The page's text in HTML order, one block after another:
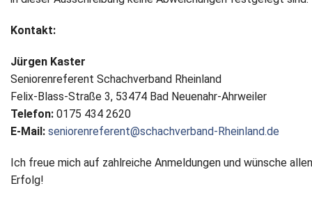
Kontakt:
Jürgen Kaster
Seniorenreferent Schachverband Rheinland
Felix-Blass-Straße 3, 53474 Bad Neuenahr-Ahrweiler
Telefon: 0175 434 2620
E-Mail: seniorenreferent@schachverband-Rheinland.de
Ich freue mich auf zahlreiche Anmeldungen und wünsche
Erfolg!